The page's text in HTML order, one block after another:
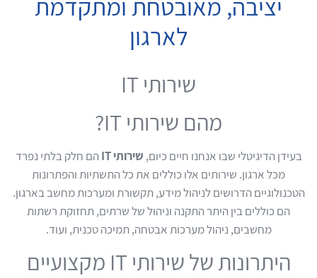
לארגון
שירותי IT
מהם שירותי IT?
בעידן הדיגיטלי שבו אנחנו חיים כיום, שירותי IT
הם חלק בלתי נפרד
מכל ארגון. שירותים אלו כוללים את כל התשתיות והפתרונות
הטכנולוגיים הדרושים לניהול מידע, תקשורת ומערכות מחשב בארגון.
הם כוללים בין היתר התקנה וניהול של שרתים, תחזוקת רשתות
מחשבים, ניהול מערכות אבטחה, תמיכה טכנית, ועוד.
היתרונות של שירותי IT מקצועיים